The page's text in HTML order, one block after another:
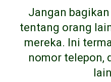
Jangan
tentang orang
mereka. Ini
nomor telepon,